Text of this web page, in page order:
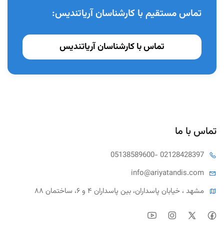
ساخت کشوراسترالیا
تماس مستقیم با کارشناسان آریاتندیس:
تماس با کارشناسان آریاتندیس
تماس با ما
05138589600- 02128428397
info@ariyatandis.com
مشهد ، خیابان پاسداران، بین پاسداران ۴ و ۶، ساختمان ۸۸